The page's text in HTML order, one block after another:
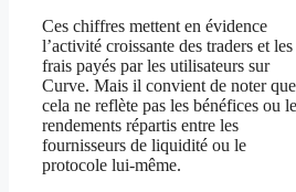
Ces chiffres mettent en évidence
l’activité croissante des traders et les
frais payés par les utilisateurs sur
Curve. Mais il convient de noter que
cela ne reflète pas les bénéfices ou
rendements répartis entre les
fournisseurs de liquidité ou le
protocole lui-même.